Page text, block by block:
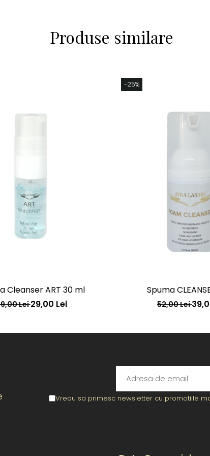
Produse similare
Cleanser ART 30 ml
Lei29,00 Lei
-25%
Spuma
52,00 Lei
Vreau sa primesc newsletter cu promotiile